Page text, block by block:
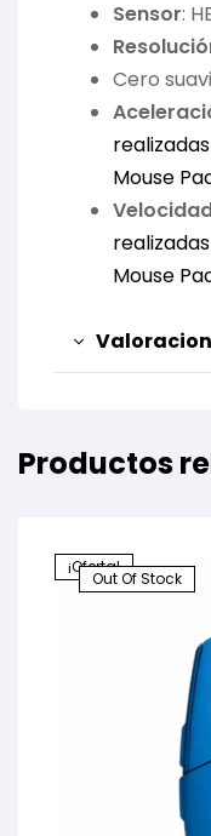
Sensor:
Cero
Mouse
Mouse
Productos
¡Oferta!
Out Of Stock